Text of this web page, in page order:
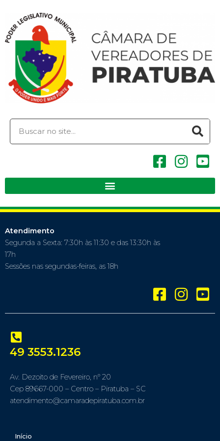
Atendimento
Segunda a Sexta: 7:30h às 11:30 e das 13:30h às
17h
Sessões nas segundas-feiras, as 18h
49 3553.1236
Av. Dezoito de Fevereiro, nº 20
Cep 89667-000 – Centro – Piratuba – SC
atendimento@camaradepiratuba.com.br
Início